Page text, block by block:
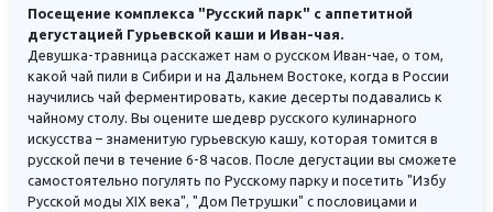
Посещение комплекса "Русский парк" с аппетитной
дегустацией Гурьевской каши и Иван-чая.
Девушка-травница расскажет нам о русском Иван-чае, о том,
какой чай пили в Сибири и на Дальнем Востоке, когда в России
научились чай ферментировать, какие десерты подавались к
чайному столу. Вы оцените шедевр русского кулинарного
искусства – знаменитую гурьевскую кашу, которая томится в
русской печи в течение 6-8 часов. После дегустации вы сможете
самостоятельно погулять по Русскому парку и посетить "Избу
Русской моды XIX века", "Дом Петрушки" с пословицами и